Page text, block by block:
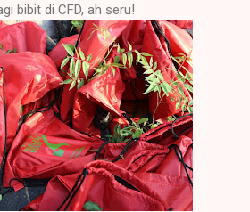
bibit di CFD, ah seru!